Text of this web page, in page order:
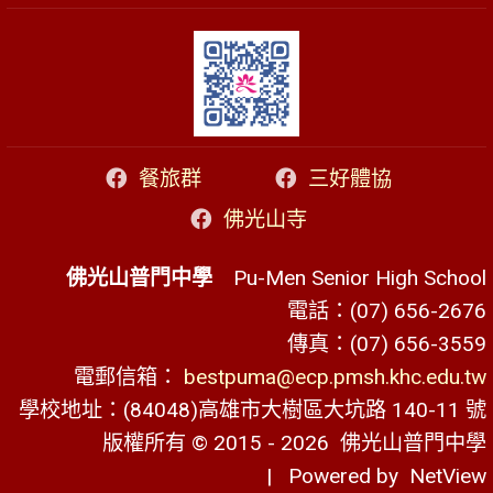
餐旅群
三好體協
佛光山寺
佛光山普門中學 Pu-Men Senior High School
電話：(07) 656-2676
傳真：(07) 656-3559
電郵信箱： bestpuma@ecp.pmsh.khc.edu.tw
學校地址：(84048)高雄市大樹區大坑路 140-11 號
版權所有 © 2015 - 2026 佛光山普門中學
| Powered by NetView